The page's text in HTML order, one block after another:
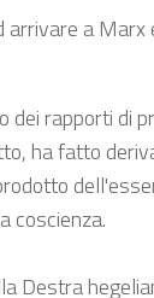
a
rapporti di
ha fatto
coscienza.
Destra